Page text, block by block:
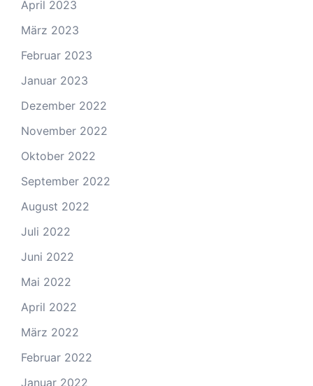
April 2023
März 2023
Februar 2023
Januar 2023
Dezember 2022
November 2022
Oktober 2022
September 2022
August 2022
Juli 2022
Juni 2022
Mai 2022
April 2022
März 2022
Februar 2022
Januar 2022